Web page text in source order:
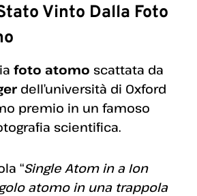
Vinto Dalla Foto
foto atomo scattata da
dell’università di Oxford
premio in un famoso
scientifica.
“Single Atom in a Ion
atomo in una trappola